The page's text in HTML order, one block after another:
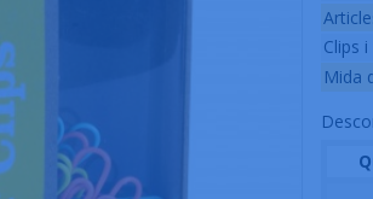
Clips
Mida